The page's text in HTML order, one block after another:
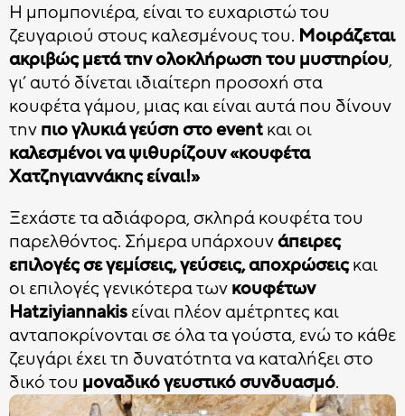
Η μπομπονιέρα, είναι το ευχαριστώ του
ζευγαριού στους καλεσμένους του. Μοιράζεται
ακριβώς μετά την ολοκλήρωση του μυστηρίου,
γι’ αυτό δίνεται ιδιαίτερη προσοχή στα
κουφέτα γάμου, μιας και είναι αυτά που δίνουν
τηνπιο γλυκιά γεύση στο eventκαι οι
καλεσμένοι να ψιθυρίζουν «κουφέτα
Χατζηγιαννάκης είναι!»
Ξεχάστε τα αδιάφορα, σκληρά κουφέτα του
παρελθόντος. Σήμερα υπάρχουνάπειρες
επιλογές σε γεμίσεις, γεύσεις, αποχρώσειςκαι
οι επιλογές γενικότερα τωνκουφέτων
Hatziyiannakisείναι πλέον αμέτρητες και
ανταποκρίνονται σε όλα τα γούστα, ενώ το κάθε
ζευγάρι έχει τη δυνατότητα να καταλήξει στο
δικό του μοναδικό γευστικό συνδυασμό.